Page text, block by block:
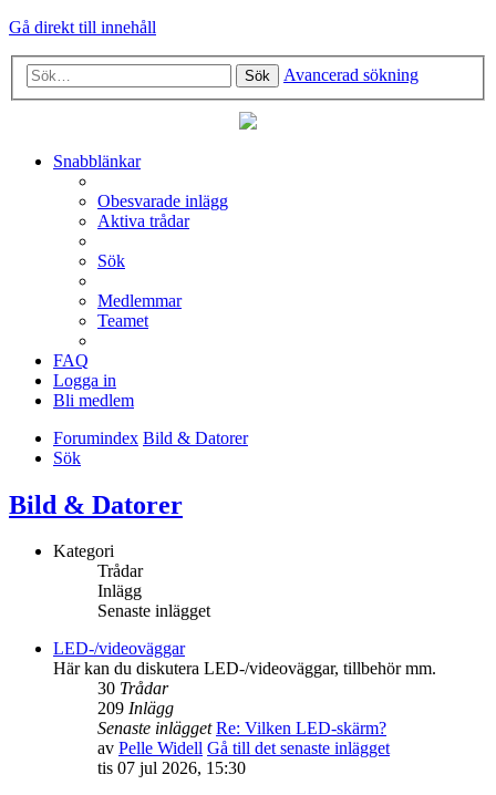
Gå direkt till innehåll
Sök Avancerad sökning
Snabblänkar
Obesvarade inlägg
Aktiva trådar
Sök
Medlemmar
Teamet
FAQ
Logga in
Bli medlem
Forumindex Bild & Datorer
Sök
Bild & Datorer
Kategori
Trådar
Inlägg
Senaste inlägget
LED-/videoväggar
Här kan du diskutera LED-/videoväggar, tillbehör mm.
30 Trådar
209 Inlägg
Senaste inlägget Re: Vilken LED-skärm?
av Pelle Widell Gå till det senaste inlägget
tis 07 jul 2026, 15:30